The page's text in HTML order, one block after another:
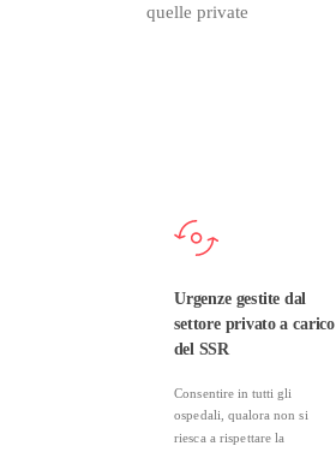
quelle private
Urgenze gestite dal
settore privato a carico
del SSR
Consentire in tutti gli
ospedali, qualora non si
riesca a rispettare la